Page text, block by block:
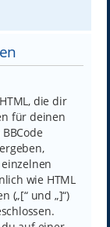
die dir
für deinen
wie HTML
(„[“ und „]“)